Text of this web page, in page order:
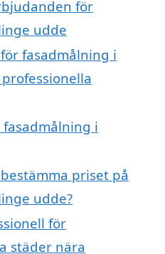
för
udde
fasadmålning i
i
priset på
udde?
för
städer nära